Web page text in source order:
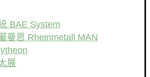
BAE System
曼恩 Rheinmetall MAN
展